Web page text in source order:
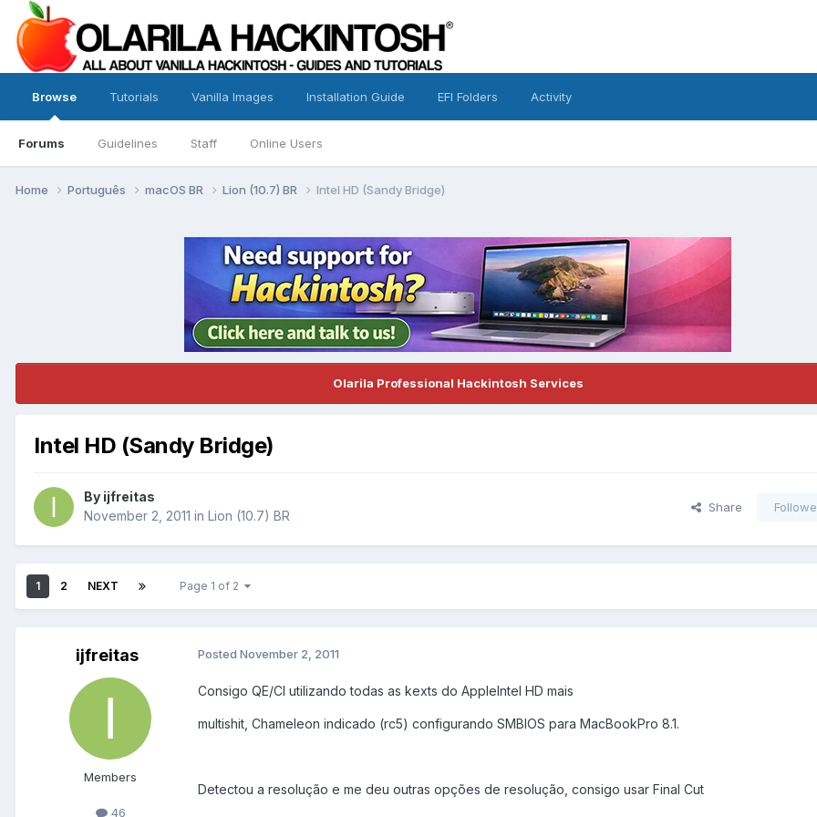
Browse
Forums Guidelines Staff Online Users
Tutorials Vanilla Images Installation Guide EFI Folders Activity
Home Português macOS BR Lion (10.7) BR Intel HD (Sandy Bridge)
Olarila Professional Hackintosh Services
Intel HD (Sandy Bridge)
By ijfreitas
November 2, 2011 in Lion (10.7) BR
Share
1 2 NEXT Page 1 of 2
ijfreitas
Members
46
Posted November 2, 2011
Consigo QE/CI utilizando todas as kexts do AppleIntel HD mais
multishit, Chameleon indicado (rc5) configurando SMBIOS para MacBookPro 8.1.
Detectou a resolução e me deu outras opções de resolução, consigo usar Final Cut